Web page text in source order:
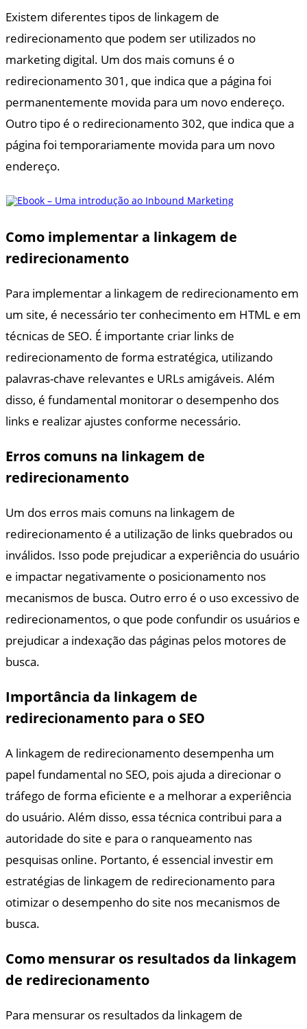
Existem diferentes tipos de linkagem de
redirecionamento que podem ser utilizados no
marketing digital. Um dos mais comuns é o
redirecionamento 301, que indica que a página foi
permanentemente movida para um novo endereço.
Outro tipo é o redirecionamento 302, que indica que a
página foi temporariamente movida para um novo
endereço.
Como implementar a linkagem de
redirecionamento
Para implementar a linkagem de redirecionamento em
um site, é necessário ter conhecimento em HTML e em
técnicas de SEO. É importante criar links de
redirecionamento de forma estratégica, utilizando
palavras-chave relevantes e URLs amigáveis. Além
disso, é fundamental monitorar o desempenho dos
links e realizar ajustes conforme necessário.
Erros comuns na linkagem de
redirecionamento
Um dos erros mais comuns na linkagem de
redirecionamento é a utilização de links quebrados ou
inválidos. Isso pode prejudicar a experiência do usuário
e impactar negativamente o posicionamento nos
mecanismos de busca. Outro erro é o uso excessivo de
redirecionamentos, o que pode confundir os usuários e
prejudicar a indexação das páginas pelos motores de
busca.
Importância da linkagem de
redirecionamento para o SEO
A linkagem de redirecionamento desempenha um
papel fundamental no SEO, pois ajuda a direcionar o
tráfego de forma eficiente e a melhorar a experiência
do usuário. Além disso, essa técnica contribui para a
autoridade do site e para o ranqueamento nas
pesquisas online. Portanto, é essencial investir em
estratégias de linkagem de redirecionamento para
otimizar o desempenho do site nos mecanismos de
busca.
Como mensurar os resultados da linkagem
de redirecionamento
Para mensurar os resultados da linkagem de